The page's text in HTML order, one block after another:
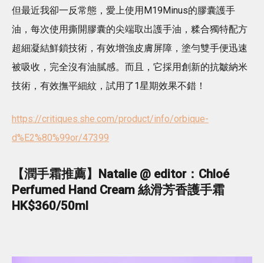
但最近我卻一反常態，愛上使用M19Minus的膠囊護手
油，每次使用撕開膠囊的尖端取出護手油，糅合獨特配方
超細凝結鮮鎖技術，有效增強皮膚屏障，塗勻雙手便迅速
被吸收，完全沒有油膩感。而且，它採用創新的抗皺納米
技術，有效撫平細紋，試用了1星期效果不錯！
https://critiques.she.com/product/info/orbique-
d%E2%80%99or/47399
【潤手霜推薦】 Natalie @ editor：Chloé
Perfumed Hand Cream 絲滑芳香護手霜
HK$360/50ml